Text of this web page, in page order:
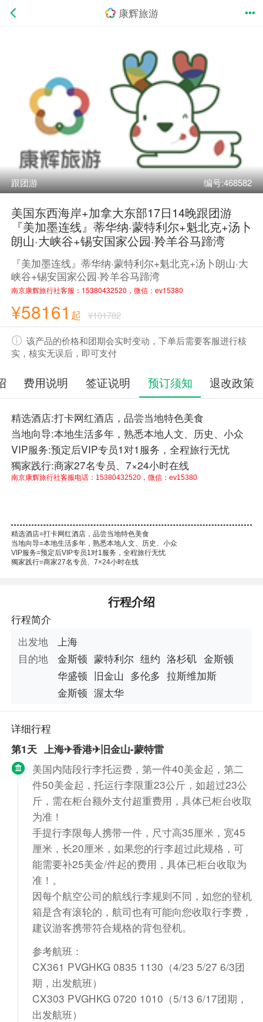
康辉旅游
跟团游 编号:468582
美国东西海岸+加拿大东部17日14晚跟团游
『美加墨连线』蒂华纳·蒙特利尔+魁北克+汤卜
朗山·大峡谷+锡安国家公园·羚羊谷马蹄湾
『美加墨连线』蒂华纳·蒙特利尔+魁北克+汤卜朗山·大
峡谷+锡安国家公园·羚羊谷马蹄湾
南京康辉旅行社客服：15380432520，微信：ev15380
¥58161 起 ¥101782
该产品的价格和团期会实时变动，下单后需要客服进行核
实，核实无误后，即可支付
费用说明 签证说明 预订须知 退改政策
精选酒店:打卡网红酒店，品尝当地特色美食
当地向导:本地生活多年，熟悉本地人文、历史、小众
VIP服务:预定后VIP专员1对1服务，全程旅行无忧
獨家践行:商家27名专员、7×24小时在线
南京康辉旅行社客服电话：15380432520，微信：ev15380
精选酒店=打卡网红酒店，品尝当地特色美食
当地向导=本地生活多年，熟悉本地人文、历史、小众
VIP服务=预定后VIP专员1对1服务，全程旅行无忧
獨家践行=商家27名专员、7×24小时在线本线路由“南京康辉国际旅行社”提供
行程介绍
行程简介
出发地
上海
目的地
金斯顿 蒙特利尔 纽约 洛杉矶 金斯顿
华盛顿 旧金山 多伦多 拉斯维加斯
金斯顿 渥太华
详细行程
第1天 上海✈香港✈旧金山-蒙特雷
美国内陆段行李托运费，第一件40美金起，第二
件50美金起，托运行李限重23公斤，如超过23公
斤，需在柜台额外支付超重费用，具体已柜台收取
为准！
手提行李限每人携带一件，尺寸高35厘米，宽45
厘米，长20厘米，如果您的行李超过此规格，可
能需要补25美金/件起的费用，具体已柜台收取为
准！。
因每个航空公司的航线行李规则不同，如您的登机
箱是含有滚轮的，航司也有可能向您收取行李费，
建议游客携带符合规格的背包登机。
参考航班：
CX361 PVGHKG 0835 1130（4/23 5/27 6/3团
期，出发航班）
CX303 PVGHKG 0720 1010（5/13 6/17团期，
出发航班）